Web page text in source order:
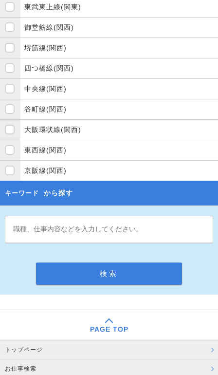
東武東上線(関東)
御堂筋線(関西)
堺筋線(関西)
四つ橋線(関西)
中央線(関西)
谷町線(関西)
大阪環状線(関西)
東西線(関西)
京阪線(関西)
キーワード から探す
PAGE TOP
トップページ
お仕事検索